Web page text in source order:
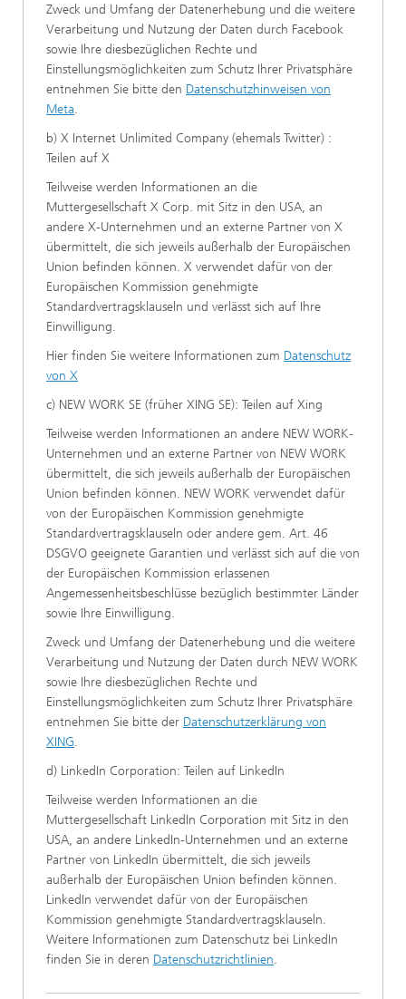
Zweck und Umfang der Datenerhebung und die weitere
Verarbeitung und Nutzung der Daten durch Facebook
sowie Ihre diesbezüglichen Rechte und
Einstellungsmöglichkeiten zum Schutz Ihrer Privatsphäre
entnehmen Sie bitte den Datenschutzhinweisen von
Meta.
b) X Internet Unlimited Company (ehemals Twitter) :
Teilen auf X
Teilweise werden Informationen an die
Muttergesellschaft X Corp. mit Sitz in den USA, an
andere X-Unternehmen und an externe Partner von X
übermittelt, die sich jeweils außerhalb der Europäischen
Union befinden können. X verwendet dafür von der
Europäischen Kommission genehmigte
Standardvertragsklauseln und verlässt sich auf Ihre
Einwilligung.
Hier finden Sie weitere Informationen zum Datenschutz
von X
c) NEW WORK SE (früher XING SE): Teilen auf Xing
Teilweise werden Informationen an andere NEW WORK-
Unternehmen und an externe Partner von NEW WORK
übermittelt, die sich jeweils außerhalb der Europäischen
Union befinden können. NEW WORK verwendet dafür
von der Europäischen Kommission genehmigte
Standardvertragsklauseln oder andere gem. Art. 46
DSGVO geeignete Garantien und verlässt sich auf die von
der Europäischen Kommission erlassenen
Angemessenheitsbeschlüsse bezüglich bestimmter Länder
sowie Ihre Einwilligung.
Zweck und Umfang der Datenerhebung und die weitere
Verarbeitung und Nutzung der Daten durch NEW WORK
sowie Ihre diesbezüglichen Rechte und
Einstellungsmöglichkeiten zum Schutz Ihrer Privatsphäre
entnehmen Sie bitte der Datenschutzerklärung von
XING.
d) LinkedIn Corporation: Teilen auf LinkedIn
Teilweise werden Informationen an die
Muttergesellschaft LinkedIn Corporation mit Sitz in den
USA, an andere LinkedIn-Unternehmen und an externe
Partner von LinkedIn übermittelt, die sich jeweils
außerhalb der Europäischen Union befinden können.
LinkedIn verwendet dafür von der Europäischen
Kommission genehmigte Standardvertragsklauseln.
Weitere Informationen zum Datenschutz bei LinkedIn
finden Sie in deren Datenschutzrichtlinien.